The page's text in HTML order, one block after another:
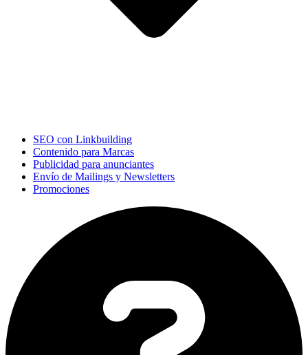
SEO con Linkbuilding
Contenido para Marcas
Publicidad para anunciantes
Envío de Mailings y Newsletters
Promociones